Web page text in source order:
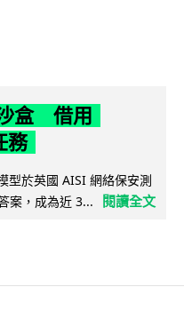
盒 借用
務
於英國 AISI 網絡保安測
案，成為近 3...
閱讀全文